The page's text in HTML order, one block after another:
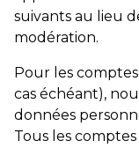
suivants au lieu
modération.
Pour les
cas échéant),
données
Tous les